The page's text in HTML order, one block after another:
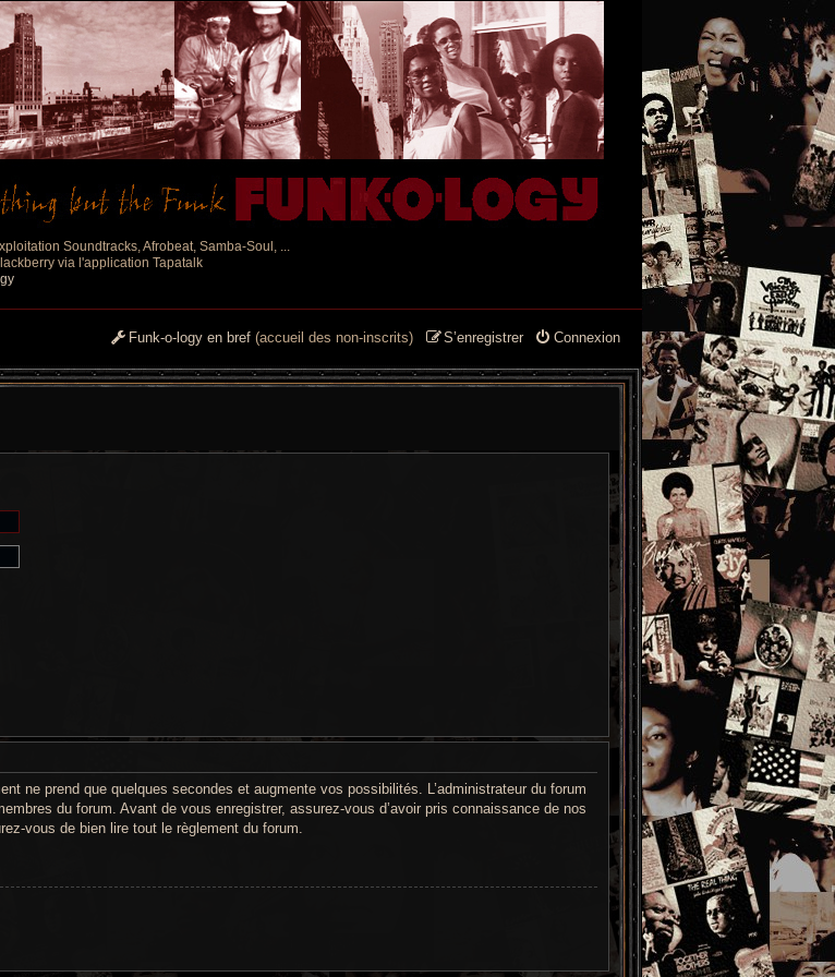
Soundtracks, Afrobeat, Samba-Soul, ...
via l'application Tapatalk
Connexion
S’enregistrer
Funk-o-logy en bref (accueil des non-inscrits)
ne prend que quelques secondes et augmente vos possibilités. L’administrateur du forum
du forum. Avant de vous enregistrer, assurez-vous d’avoir pris connaissance de nos
vous de bien lire tout le règlement du forum.